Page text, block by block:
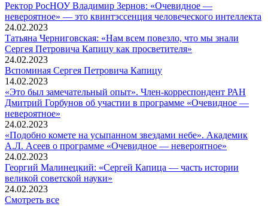
Ректор РосНОУ Владимир Зернов: «Очевидное —
невероятное» — это квинтэссенция человеческого интеллекта
24.02.2023
Татьяна Черниговская: «Нам всем повезло, что мы знали
Сергея Петровича Капицу как просветителя»
24.02.2023
Вспоминaя Сергея Петровича Капицу
14.02.2023
«Это был замечательный опыт». Член-корреспондент РАН
Дмитрий Горбунов об участии в программе «Очевидное —
невероятное»
24.02.2023
«Подобно комете на усыпанном звездами небе». Академик
А.Л. Асеев о программе «Очевидное — невероятное»
24.02.2023
Георгий Малинецкий: «Сергей Капица — часть истории
великой советской науки»
24.02.2023
Смотреть все